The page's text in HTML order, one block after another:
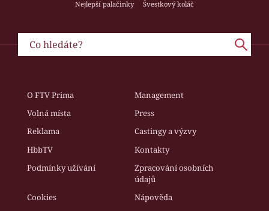
Nejlepší palačinky
Švestkový koláč
O FTV Prima
Management
Volná místa
Press
Reklama
Castingy a výzvy
HbbTV
Kontakty
Podmínky užívání
Zpracování osobních
údajů
Cookies
Nápověda